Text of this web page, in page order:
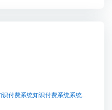
江西开发知识付费系统【江西开发知识付费系统知识付费系统系统怎么制作，知识付费系统搭建使用教程】